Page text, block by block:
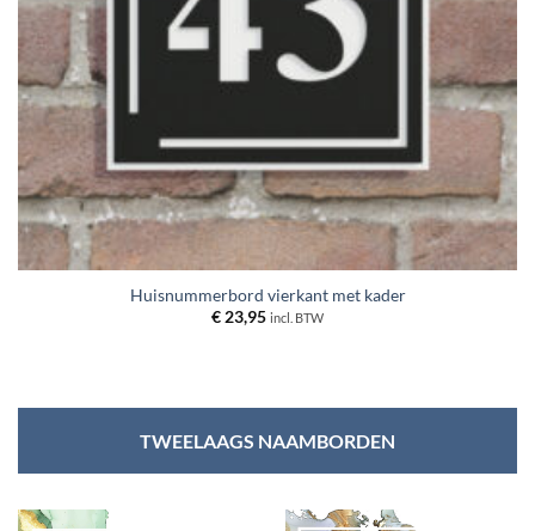
Huisnummerbord vierkant met kader
€ 23,95 incl. BTW
TWEELAAGS NAAMBORDEN